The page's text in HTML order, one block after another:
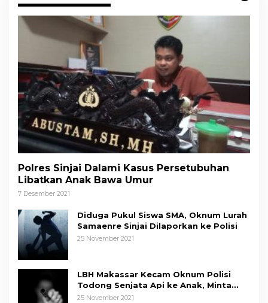
Polres Sinjai Dalami Kasus Persetubuhan
Libatkan Anak Bawa Umur
7 Desember 2021
Diduga Pukul Siswa SMA, Oknum Lurah
Samaenre Sinjai Dilaporkan ke Polisi
25 November 2021
LBH Makassar Kecam Oknum Polisi
Todong Senjata Api ke Anak, Minta
Kapolda Sulsel Tindak Tegas
25 November 2021